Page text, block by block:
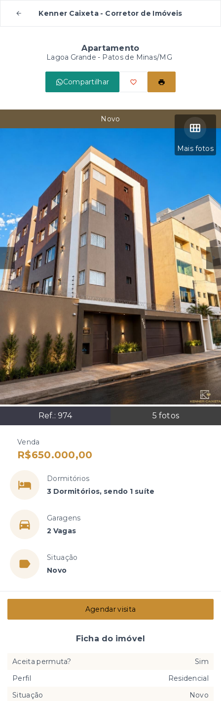
Kenner Caixeta - Corretor de Imóveis
Apartamento
Lagoa Grande - Patos de Minas/MG
Compartilhar
Mais fotos
Ref.: 974 5 fotos
Novo
Venda
R$650.000,00
Dormitórios
3 Dormitórios, sendo 1 suíte
Garagens
2 Vagas
Situação
Novo
Agendar visita
Ficha do imóvel
Aceita permuta?
Sim
Perfil
Residencial
Situação
Novo